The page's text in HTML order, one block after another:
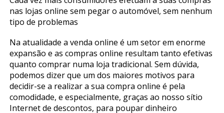
nas lojas online sem pegar o automóvel, sem nenhum
tipo de problemas
Na atualidade a venda online é um setor em enorme
expansão e as compras online resultam tanto efetivas
quanto comprar numa loja tradicional. Sem dúvida,
podemos dizer que um dos maiores motivos para
decidir-se a realizar a sua compra online é pela
comodidade, e especialmente, graças ao nosso sítio
Internet de descontos, para poupar dinheiro